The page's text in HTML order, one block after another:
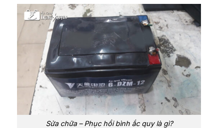
Sửa chữa – Phục hồi bình ắc quy là gì?